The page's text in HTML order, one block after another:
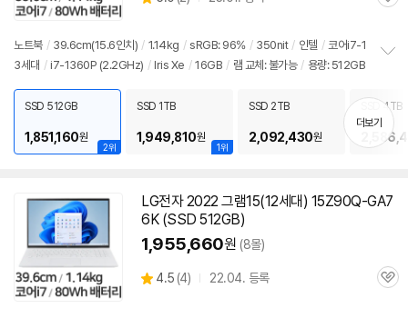
별
노트북 / 39.6cm(15.6인치) / 1.14kg / sRGB: 96% / 350nit / 인텔 / 코어i7-1
3세대 / i7-1360P (2.2GHz) / Iris Xe / 16GB / 램 교체: 불가능 / 용량: 512GB
펼
치
기
2위
SSD 512GB
1,851,160원
1위
SSD 1TB
1,949,810원
SSD 2TB
2,092,430원
SSD 4TB
더보기
LG전자 2022 그램15(12세대) 15Z90Q-GA7
6K (SSD 512GB)
1,955,660원 (8몰)
별
4.5 (상
4) 22.04. 등록
관